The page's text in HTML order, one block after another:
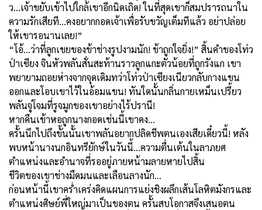
ว...เจ้าขยับเข้าไปใกล้เขาอีกนิดเถิด! ในที่สุดเขาก็สมปรารถนาใน
ความรักเสียที...คงอยากกอดเจ้าเพื่อรับขวัญเต็มทีแล้ว อย่าปล่อย
ให้เขารอนานเลย!”
“โอ้...ว่าที่ลูกเขยของข้าช่างรูปงามนัก! ข้าถูกใจยิ่ง!” สิ้นคำของโท่ว
ป่าเซียง จินหัวพลันสั่นสะท้านราวลูกแกะตัวน้อยที่ถูกรังแก เขา
พยายามถอยห่างจากจุดเดิมทว่าโท่วป่าเซียงเนียวกลับกางแขน
ออกและโอบเขาไว้ในอ้อมแขน! ทันใดนั้นกลิ่นกายเหม็นเปรี้ยว
พลันจู่โจมที่รูจมูกของเขาอย่างไร้ปรานี!
หากคืนเข้าหอถูกนางกอดเช่นนี้เขาคง...
ครั้นนึกไปถึงขั้นนั้นเขาพลันอยากปลิดชีพตนเองเสียเดี๋ยวนี้! หลัง
พบหน้านางนกอินทรียักษ์ในวันนี้...ความตื่นเต้นในลาภยศ
ตำแหน่งและอำนาจที่รออยู่ภายหน้ามลายหายไปสิ้น
ชีวิตของเขาช่างมืดมนและเลือนลางนัก...
ก่อนหน้านี้เขาคร่ำเคร่งคิดแผนการแย่งชิงผลึกเส้นโลหิตมังกรและ
ตำแหน่งศิษย์พี่ใหญ่มาเป็นของตน ครั้นสบโอกาสจึงเสนอตน